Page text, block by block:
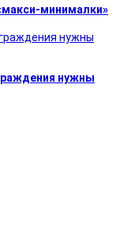
минималки»
нужны